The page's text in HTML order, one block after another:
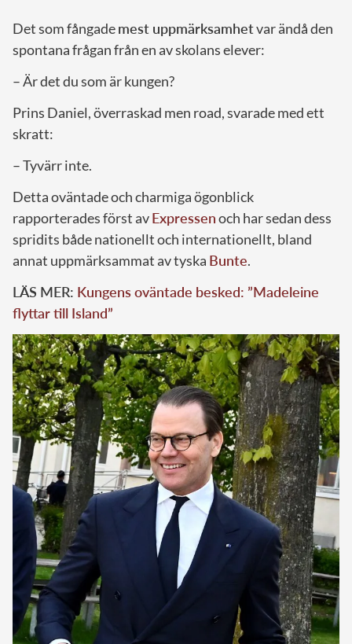
Det som fångademest uppmärksamhetvar ändå den
spontana frågan från en av skolans elever:
– Är det du som är kungen?
Prins Daniel, överraskad men road, svarade med ett
skratt:
– Tyvärr inte.
Detta oväntade och charmiga ögonblick
rapporterades först avExpressenoch har sedan dess
spridits både nationellt och internationellt, bland
annat uppmärksammat av tyska Bunte.
LÄS MER: Kungens oväntade besked: ”Madeleine
flyttar till Island”